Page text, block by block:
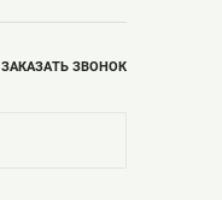
ЗАКАЗАТЬ ЗВОНОК